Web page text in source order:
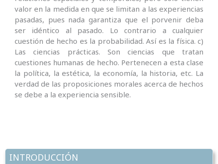
INTRODUCCIÓN
valor en la medida en que se limitan a las experiencias
pasadas, pues nada garantiza que el porvenir deba
ser idéntico al pasado. Lo contrario a cualquier
cuestión de hecho es la probabili­dad. Así es la física. c)
Las ciencias prácti­cas. Son ciencias que tratan
cuestiones humanas de hecho. Pertenecen a esta clase
la política, la estética, la economía, la historia, etc. La
verdad de las proposicio­nes morales acerca de hechos
se debe a la experien­cia sensible.